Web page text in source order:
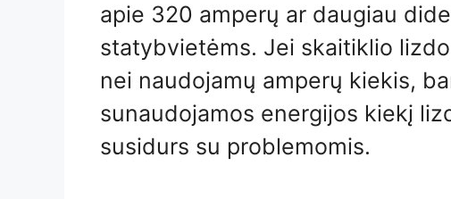
apie 320 amperų ar daugiau
statybvietėms. Jei skaitiklio
nei naudojamų amperų kiekis,
sunaudojamos energijos kiekį
susidurs su problemomis.